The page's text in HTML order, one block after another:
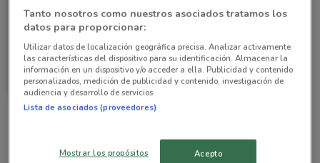
Grupo Financiero Inbursa
10 km
Tanto nosotros como nuestros asociados tratamos los
datos para proporcionar:
Utilizar datos de localización geográfica precisa. Analizar activamente
las características del dispositivo para su identificación. Almacenar la
información en un dispositivo y/o acceder a ella. Publicidad y contenido
personalizados, medición de publicidad y contenido, investigación de
audiencia y desarrollo de servicios.
Lista de asociados (proveedores)
Mostrar los propósitos Acepto